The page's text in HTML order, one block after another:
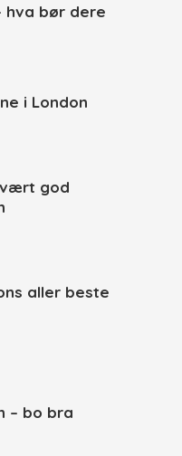
hva bør dere
i London
god
aller beste
– bo bra